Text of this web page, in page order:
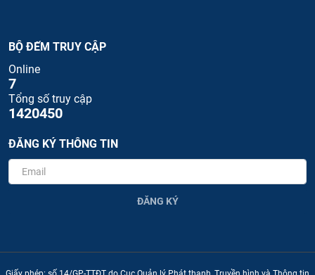
BỘ ĐẾM TRUY CẬP
Online
7
Tổng số truy cập
1420450
ĐĂNG KÝ THÔNG TIN
ĐĂNG KÝ